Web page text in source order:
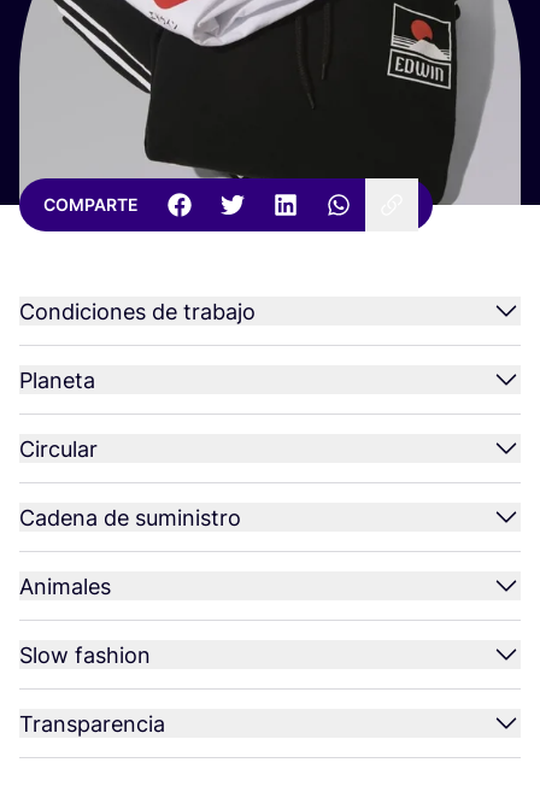
COMPARTE
Condiciones de trabajo
Planeta
Circular
Cadena de suministro
Animales
Slow fashion
Transparencia